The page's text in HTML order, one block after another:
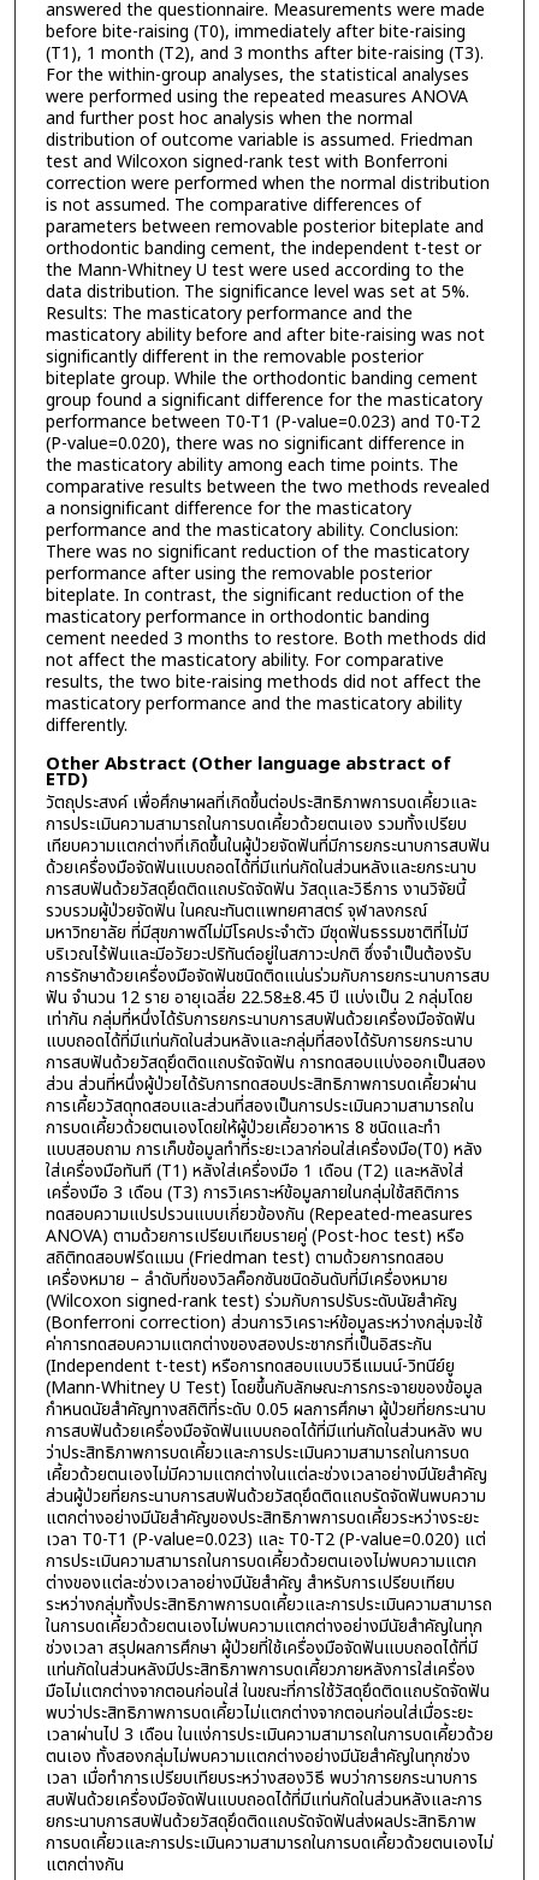
answered the questionnaire. Measurements were made
before bite-raising (T0), immediately after bite-raising
(T1), 1 month (T2), and 3 months after bite-raising (T3).
For the within-group analyses, the statistical analyses
were performed using the repeated measures ANOVA
and further post hoc analysis when the normal
distribution of outcome variable is assumed. Friedman
test and Wilcoxon signed-rank test with Bonferroni
correction were performed when the normal distribution
is not assumed. The comparative differences of
parameters between removable posterior biteplate and
orthodontic banding cement, the independent t-test or
the Mann-Whitney U test were used according to the
data distribution. The significance level was set at 5%.
Results: The masticatory performance and the
masticatory ability before and after bite-raising was not
significantly different in the removable posterior
biteplate group. While the orthodontic banding cement
group found a significant difference for the masticatory
performance between T0-T1 (P-value=0.023) and T0-T2
(P-value=0.020), there was no significant difference in
the masticatory ability among each time points. The
comparative results between the two methods revealed
a nonsignificant difference for the masticatory
performance and the masticatory ability. Conclusion:
There was no significant reduction of the masticatory
performance after using the removable posterior
biteplate. In contrast, the significant reduction of the
masticatory performance in orthodontic banding
cement needed 3 months to restore. Both methods did
not affect the masticatory ability. For comparative
results, the two bite-raising methods did not affect the
masticatory performance and the masticatory ability
differently.
Other Abstract (Other language abstract of
ETD)
วัตถุประสงค์ เพื่อศึกษาผลที่เกิดขึ้นต่อประสิทธิภาพการบดเคี้ยวและ
การประเมินความสามารถในการบดเคี้ยวด้วยตนเอง รวมทั้งเปรียบ
เทียบความแตกต่างที่เกิดขึ้นในผู้ป่วยจัดฟันที่มีการยกระนาบการสบฟัน
ด้วยเครื่องมือจัดฟันแบบถอดได้ที่มีแท่นกัดในส่วนหลังและยกระนาบ
การสบฟันด้วยวัสดุยึดติดแถบรัดจัดฟัน วัสดุและวิธีการ งานวิจัยนี้
รวบรวมผู้ป่วยจัดฟัน ในคณะทันตแพทยศาสตร์ จุฬาลงกรณ์
มหาวิทยาลัย ที่มีสุขภาพดีไม่มีโรคประจำตัว มีชุดฟันธรรมชาติที่ไม่มี
บริเวณไร้ฟันและมีอวัยวะปริทันต์อยู่ในสภาวะปกติ ซึ่งจำเป็นต้องรับ
การรักษาด้วยเครื่องมือจัดฟันชนิดติดแน่นร่วมกับการยกระนาบการสบ
ฟัน จำนวน 12 ราย อายุเฉลี่ย 22.58±8.45 ปี แบ่งเป็น 2 กลุ่มโดย
เท่ากัน กลุ่มที่หนึ่งได้รับการยกระนาบการสบฟันด้วยเครื่องมือจัดฟัน
แบบถอดได้ที่มีแท่นกัดในส่วนหลังและกลุ่มที่สองได้รับการยกระนาบ
การสบฟันด้วยวัสดุยึดติดแถบรัดจัดฟัน การทดสอบแบ่งออกเป็นสอง
ส่วน ส่วนที่หนึ่งผู้ป่วยได้รับการทดสอบประสิทธิภาพการบดเคี้ยวผ่าน
การเคี้ยววัสดุทดสอบและส่วนที่สองเป็นการประเมินความสามารถใน
การบดเคี้ยวด้วยตนเองโดยให้ผู้ป่วยเคี้ยวอาหาร 8 ชนิดและทำ
แบบสอบถาม การเก็บข้อมูลทำที่ระยะเวลาก่อนใส่เครื่องมือ(T0) หลัง
ใส่เครื่องมือทันที (T1) หลังใส่เครื่องมือ 1 เดือน (T2) และหลังใส่
เครื่องมือ 3 เดือน (T3) การวิเคราะห์ข้อมูลภายในกลุ่มใช้สถิติการ
ทดสอบความแปรปรวนแบบเกี่ยวข้องกัน (Repeated-measures
ANOVA) ตามด้วยการเปรียบเทียบรายคู่ (Post-hoc test) หรือ
สถิติทดสอบฟรีดแมน (Friedman test) ตามด้วยการทดสอบ
เครื่องหมาย – ลำดับที่ของวิลค็อกซันชนิดอันดับที่มีเครื่องหมาย
(Wilcoxon signed-rank test) ร่วมกับการปรับระดับนัยสำคัญ
(Bonferroni correction) ส่วนการวิเคราะห์ข้อมูลระหว่างกลุ่มจะใช้
ค่าการทดสอบความแตกต่างของสองประชากรที่เป็นอิสระกัน
(Independent t-test) หรือการทดสอบแบบวิธีแมนน์-วิทนีย์ยู
(Mann-Whitney U Test) โดยขึ้นกับลักษณะการกระจายของข้อมูล
กำหนดนัยสำคัญทางสถิติที่ระดับ 0.05 ผลการศึกษา ผู้ป่วยที่ยกระนาบ
การสบฟันด้วยเครื่องมือจัดฟันแบบถอดได้ที่มีแท่นกัดในส่วนหลัง พบ
ว่าประสิทธิภาพการบดเคี้ยวและการประเมินความสามารถในการบด
เคี้ยวด้วยตนเองไม่มีความแตกต่างในแต่ละช่วงเวลาอย่างมีนัยสำคัญ
ส่วนผู้ป่วยที่ยกระนาบการสบฟันด้วยวัสดุยึดติดแถบรัดจัดฟันพบความ
แตกต่างอย่างมีนัยสำคัญของประสิทธิภาพการบดเคี้ยวระหว่างระยะ
เวลา T0-T1 (P-value=0.023) และ T0-T2 (P-value=0.020) แต่
การประเมินความสามารถในการบดเคี้ยวด้วยตนเองไม่พบความแตก
ต่างของแต่ละช่วงเวลาอย่างมีนัยสำคัญ สำหรับการเปรียบเทียบ
ระหว่างกลุ่มทั้งประสิทธิภาพการบดเคี้ยวและการประเมินความสามารถ
ในการบดเคี้ยวด้วยตนเองไม่พบความแตกต่างอย่างมีนัยสำคัญในทุก
ช่วงเวลา สรุปผลการศึกษา ผู้ป่วยที่ใช้เครื่องมือจัดฟันแบบถอดได้ที่มี
แท่นกัดในส่วนหลังมีประสิทธิภาพการบดเคี้ยวภายหลังการใส่เครื่อง
มือไม่แตกต่างจากตอนก่อนใส่ ในขณะที่การใช้วัสดุยึดติดแถบรัดจัดฟัน
พบว่าประสิทธิภาพการบดเคี้ยวไม่แตกต่างจากตอนก่อนใส่เมื่อระยะ
เวลาผ่านไป 3 เดือน ในแง่การประเมินความสามารถในการบดเคี้ยวด้วย
ตนเอง ทั้งสองกลุ่มไม่พบความแตกต่างอย่างมีนัยสำคัญในทุกช่วง
เวลา เมื่อทำการเปรียบเทียบระหว่างสองวิธี พบว่าการยกระนาบการ
สบฟันด้วยเครื่องมือจัดฟันแบบถอดได้ที่มีแท่นกัดในส่วนหลังและการ
ยกระนาบการสบฟันด้วยวัสดุยึดติดแถบรัดจัดฟันส่งผลประสิทธิภาพ
การบดเคี้ยวและการประเมินความสามารถในการบดเคี้ยวด้วยตนเองไม่
แตกต่างกัน